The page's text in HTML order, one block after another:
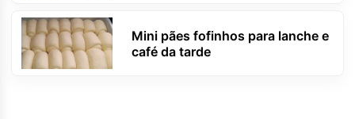
Mini pães fofinhos para lanche e
café da tarde